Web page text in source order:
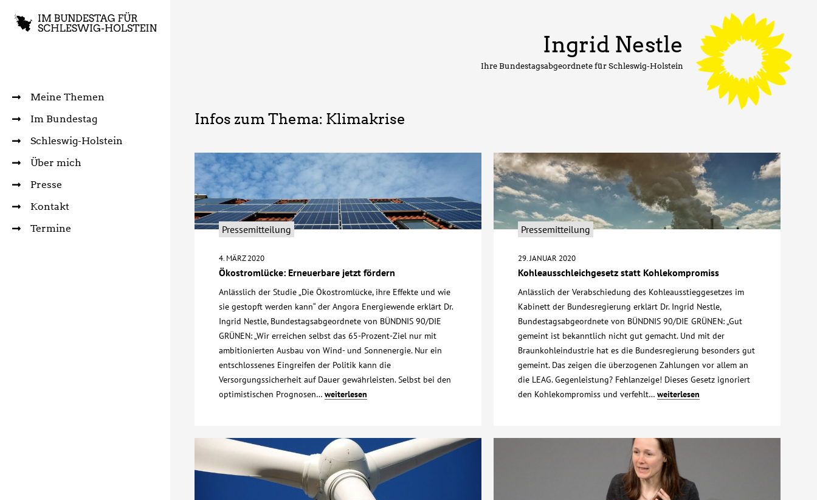
Meine Themen
Im Bundestag
Schleswig-Holstein
Über mich
Presse
Kontakt
Termine
Ingrid Nestle
Ihre Bundestagsabgeordnete für Schleswig-Holstein
Infos zum Thema: Klimakrise
Pressemitteilung
4. MÄRZ 2020
Ökostromlücke: Erneuerbare jetzt fördern
Anlässlich der Studie „Die Ökostromlücke, ihre Effekte und wie
sie gestopft werden kann“ der Angora Energiewende erklärt Dr.
Ingrid Nestle, Bundestagsabgeordnete von BÜNDNIS 90/DIE
GRÜNEN: „Wir erreichen selbst das 65-Prozent-Ziel nur mit
ambitionierten Ausbau von Wind- und Sonnenergie. Nur ein
entschlossenes Eingreifen der Politik kann die
Versorgungssicherheit auf Dauer gewährleisten. Selbst bei den
optimistischen Prognosen… weiterlesen
Pressemitteilung
29. JANUAR 2020
Kohleausschleichgesetz statt Kohlekompromiss
Anlässlich der Verabschiedung des Kohleausstieggesetzes im
Kabinett der Bundesregierung erklärt Dr. Ingrid Nestle,
Bundestagsabgeordnete von BÜNDNIS 90/DIE GRÜNEN: „Gut
gemeint ist bekanntlich nicht gut gemacht. Und mit der
Braunkohleindustrie hat es die Bundesregierung besonders gut
gemeint. Das zeigen die überzogenen Zahlungen vor allem an
die LEAG. Gegenleistung? Fehlanzeige! Dieses Gesetz ignoriert
den Kohlekompromiss und verfehlt… weiterlesen